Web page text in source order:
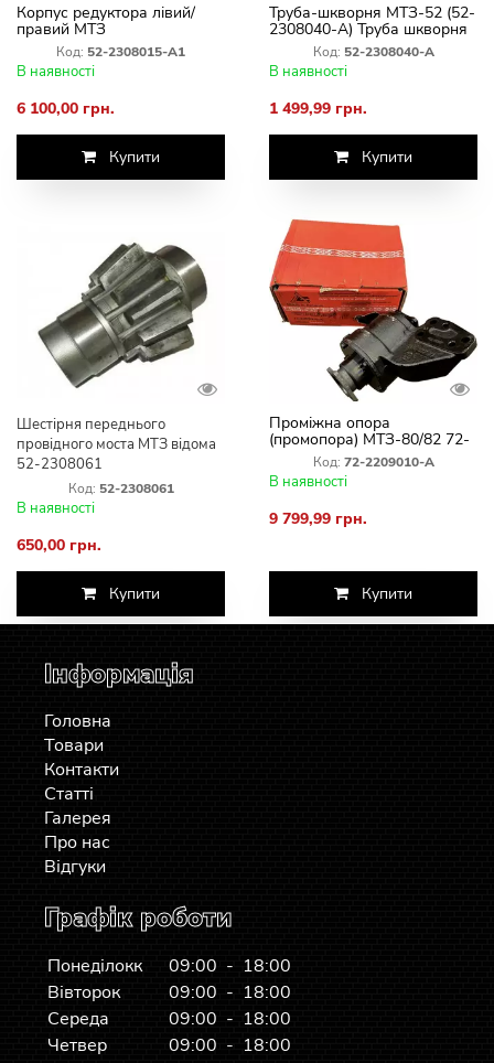
Корпус редуктора лівий/
правий МТЗ
Код: 52-2308015-А1
В наявності
6 100,00 грн.
Купити
Труба-шкворня МТЗ-52 (52-
2308040-А) Труба шкворня
переднього провідного
моста МТЗ-52
Код: 52-2308040-А
В наявності
1 499,99 грн.
Купити
Шестірня переднього
провідного моста МТЗ відома
52-2308061
Код: 52-2308061
В наявності
650,00 грн.
Купити
Проміжна опора
(промопора) МТЗ-80/82 72-
2209010-А (Оригінал Р.Б)
Код: 72-2209010-А
В наявності
9 799,99 грн.
Купити
Інформація
Головна
Товари
Контакти
Статті
Галерея
Про нас
Відгуки
Графік роботи
Понеділокк
09:00 - 18:00
Вівторок
09:00 - 18:00
Середа
09:00 - 18:00
Четвер
09:00 - 18:00